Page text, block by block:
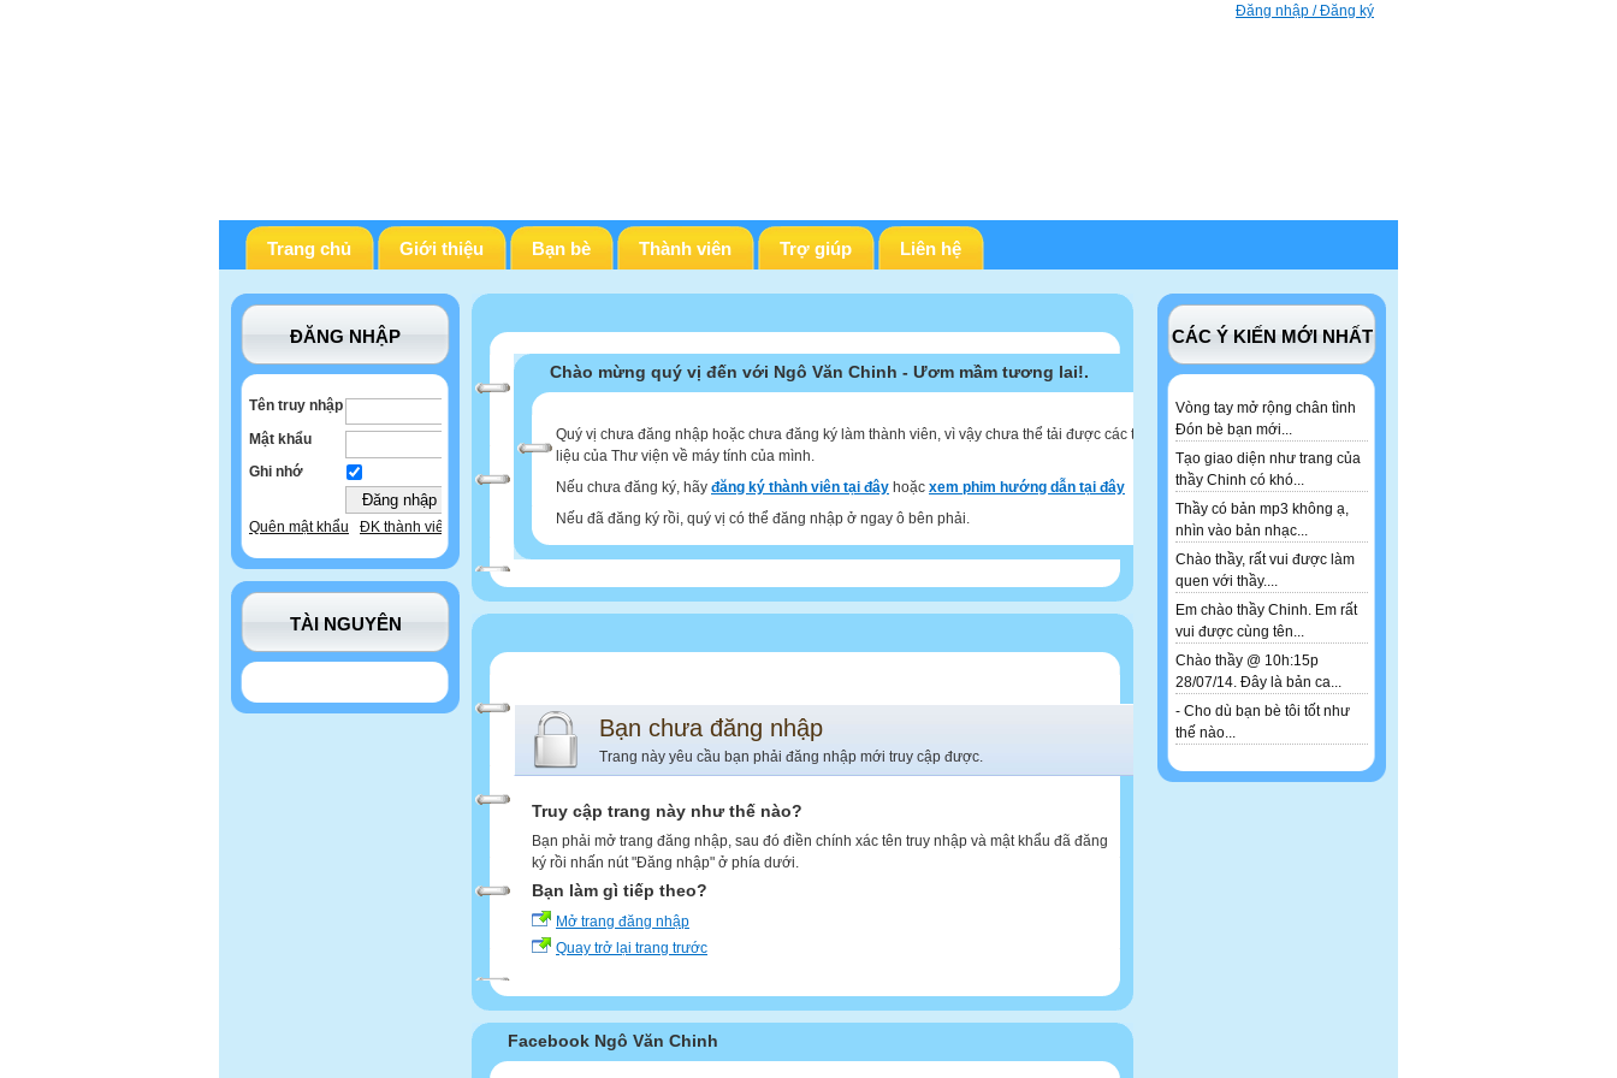
Đăng nhập / Đăng ký
Trang chủ Giới thiệu Bạn bè Thành viên Trợ giúp Liên hệ
ĐĂNG NHẬP
Tên truy nhập
Mật khẩu
Ghi nhớ
Quên mật khẩu ĐK thành viên
TÀI NGUYÊN
CÁC Ý KIẾN MỚI NHẤT
Vòng tay mở rộng chân tình
Đón bè bạn mới...
Tạo giao diện như trang của
thầy Chinh có khó...
Thầy có bản mp3 không ạ,
nhìn vào bản nhạc...
Chào thầy, rất vui được làm
quen với thầy....
Em chào thầy Chinh. Em rất
vui được cùng tên...
Chào thầy @ 10h:15p
28/07/14. Đây là bản ca...
- Cho dù bạn bè tôi tốt như
thế nào...
Chào mừng quý vị đến với Ngô Văn Chinh - Ươm mầm tương lai!.
Quý vị chưa đăng nhập hoặc chưa đăng ký làm thành viên, vì vậy chưa thể tải được các tư
liệu của Thư viện về máy tính của mình.
Nếu chưa đăng ký, hãy đăng ký thành viên tại đây hoặc xem phim hướng dẫn tại đây
Nếu đã đăng ký rồi, quý vị có thể đăng nhập ở ngay ô bên phải.
Bạn chưa đăng nhập
Trang này yêu cầu bạn phải đăng nhập mới truy cập được.
Truy cập trang này như thế nào?
Bạn phải mở trang đăng nhập, sau đó điền chính xác tên truy nhập và mật khẩu đã đăng
ký rồi nhấn nút "Đăng nhập" ở phía dưới.
Bạn làm gì tiếp theo?
Mở trang đăng nhập
Quay trở lại trang trước
Facebook Ngô Văn Chinh